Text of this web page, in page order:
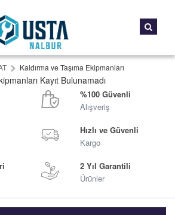
Kaldırma ve Taşıma Ekipmanları
Kayıt Bulunamadı
%100 Güvenli
Alışveriş
Hızlı ve Güvenli
Kargo
2 Yıl Garantili
Ürünler